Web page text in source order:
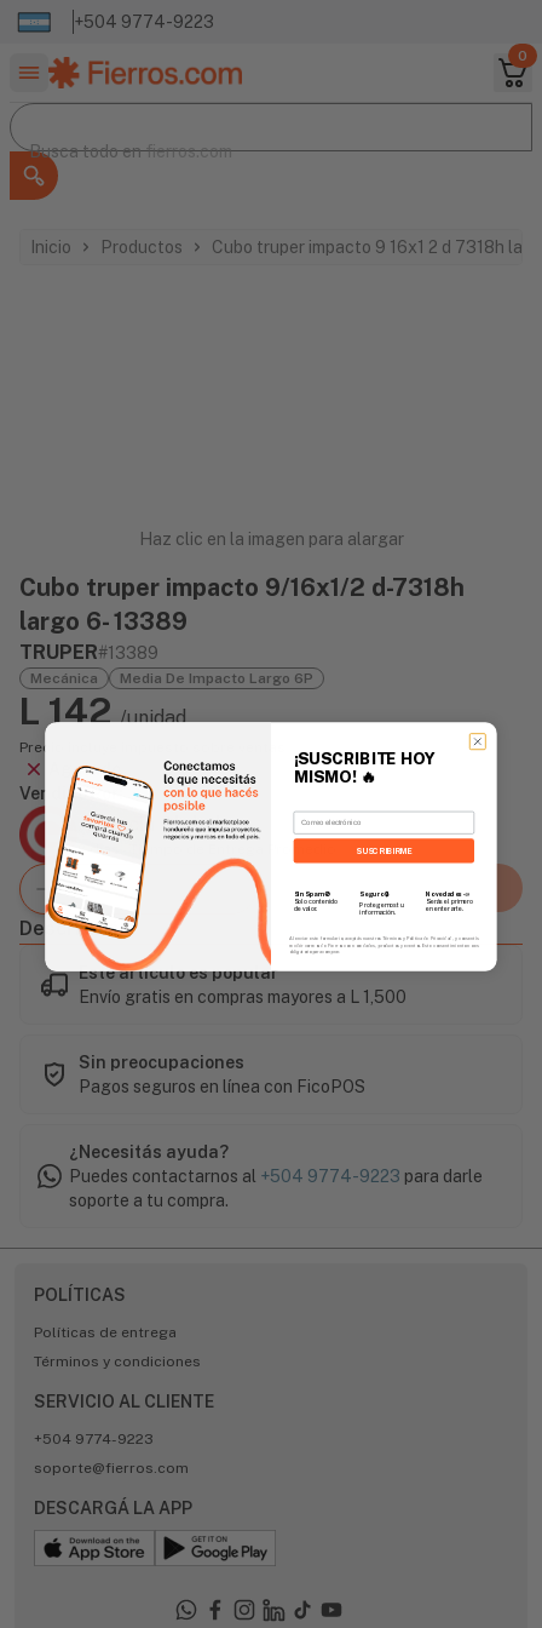
+504 9774-9223
0
Buscar productos
Busca todo en
Busca todo enfierros.com
Inicio Productos Cubo truper impacto 9 16x1 2 d 7318h
Haz clic en la imagen para alargar
Cubo truper impacto 9/16x1/2 d-7318h
largo 6- 13389
TRUPER#13389
Mecánica Media De Impacto Largo 6P
L 142/unidad
Precio incluye impuesto sobre ventas
Agotado
Vendido Por:
Agencia Global
2 días - Tiempo de Entrega Promedio
Agregar al carrito
Descripción
Este artículo es popular
Envío gratis en compras mayores a L 1,500
Sin preocupaciones
Pagos seguros en línea con FicoPOS
¿Necesitás ayuda?
Puedes contactarnos al +504 9774-9223 para darle
soporte a tu compra.
POLÍTICAS
Políticas de entrega
Términos y condiciones
SERVICIO AL CLIENTE
+504 9774-9223
soporte@fierros.com
DESCARGÁ LA APP
¡SUSCRIBITE HOY
MISMO! 🔥
Email
SUSCRIBIRME
Sin Spam 🚫
Solo contenido
de valor.
Seguro 🔒
Protegemos tu
información.
Novedades 📣
Serás el primero
en enterarte.
Al enviar este formulario, aceptás nuestros Términos y Política de Privacidad, y consentís
recibir correos de Fierros con novedades, productos y eventos. Este consentimiento no es
obligatorio para comprar.